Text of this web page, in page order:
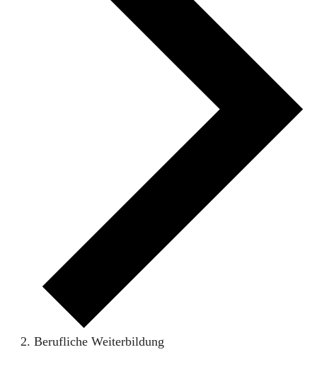
Berufliche Weiterbildung